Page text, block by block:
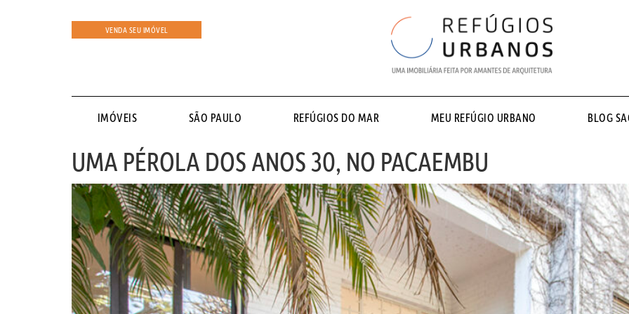
VENDA SEU IMÓVEL
IMÓVEIS SÃO PAULO REFÚGIOS DO MAR MEU REFÚGIO URBANO BLOG
UMA PÉROLA DOS ANOS 30, NO PACAEMBU